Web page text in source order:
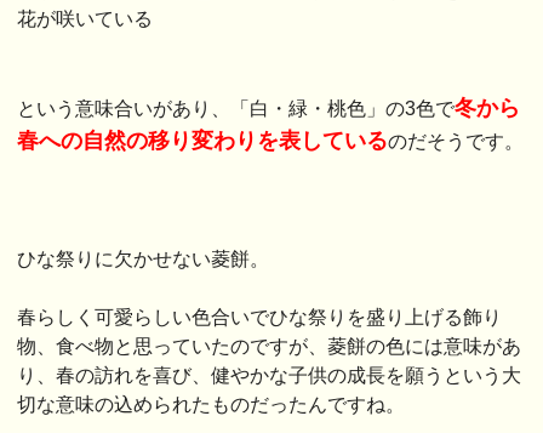
花が咲いている
という意味合いがあり、「白・緑・桃色」の3色で冬から
春への自然の移り変わりを表しているのだそうです。
ひな祭りに欠かせない菱餅。
春らしく可愛らしい色合いでひな祭りを盛り上げる飾り
物、食べ物と思っていたのですが、菱餅の色には意味があ
り、春の訪れを喜び、健やかな子供の成長を願うという大
切な意味の込められたものだったんですね。